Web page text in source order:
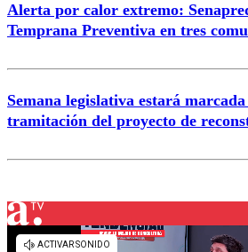
Alerta por calor extremo:
Temprana Preventiva en tres
Semana legislativa estará
tramitación del proyecto de